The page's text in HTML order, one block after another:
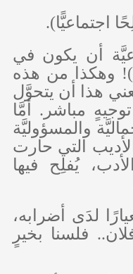
اجتماعيًّا).
أن يكون في
وهكذا من هذه
هذا أن يتحوَّل
مباشر. أمَّا
والمسؤوليَّة
التي حارت
يُفلِح فيها
لدَى أضرابه،
فلسنا بخيرٍ